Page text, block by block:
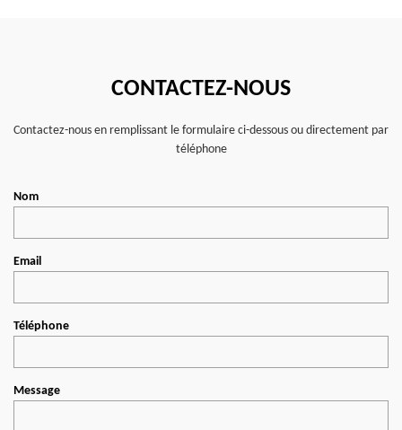
CONTACTEZ-NOUS
Contactez-nous en remplissant le formulaire ci-dessous ou directement par
téléphone
Nom
Email
Téléphone
Message